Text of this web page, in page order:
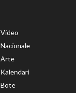
Video
Nacionale
Arte
Kalendari
Botë